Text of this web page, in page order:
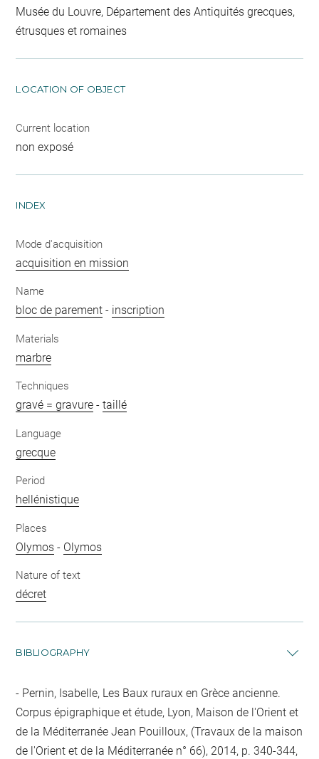
Musée du Louvre, Département des Antiquités grecques,
étrusques et romaines
LOCATION OF OBJECT
Current location
non exposé
INDEX
Mode d'acquisition
acquisition en mission
Name
bloc de parement - inscription
Materials
marbre
Techniques
gravé = gravure -taillé
Language
grecque
Period
hellénistique
Places
Olymos - Olymos
Nature of text
décret
BIBLIOGRAPHY
Pernin, Isabelle, Les Baux ruraux en Grèce ancienne.
Corpus épigraphique et étude, Lyon, Maison de l'Orient et
de la Méditerranée Jean Pouilloux, (Travaux de la maison
de l'Orient et de la Méditerranée n° 66), 2014, p. 340-344,